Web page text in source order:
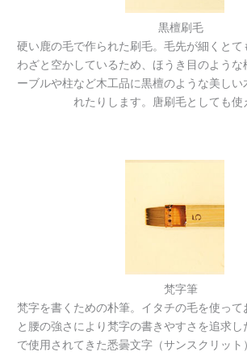
黒檀刷毛
硬い鹿の毛で作られた刷毛。毛先が細くとて
わざと空かしているため、ほうき目のような
ーブルや柱など木工品に黒檀のような美しい
れたりします。唐刷毛としても使
梵字筆
梵字を書くための朴筆。イタチの毛を使って
と腰の強さにより梵字の書きやすさを追求
で使用されてきた悉曇文字（サンスクリット